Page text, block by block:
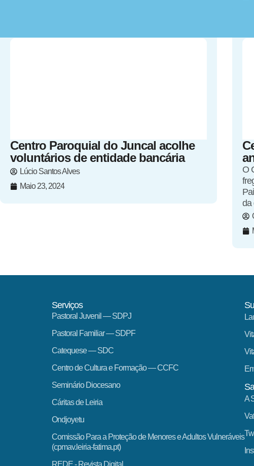
Centro Paroquial do Juncal acolhe
voluntários de entidade bancária
Lúcio Santos Alves
Maio 23, 2024
O
da
Serviços
Pastoral Juvenil — SDPJ
Pastoral Familiar — SDPF
Catequese — SDC
Centro de Cultura e Formação — CCFC
Seminário Diocesano
Cáritas de Leiria
Ondjoyetu
Comissão Para a Proteção de Menores e Adultos Vulneráveis
(cpmav.leiria-fatima.pt)
REDE - Revista Digital
A